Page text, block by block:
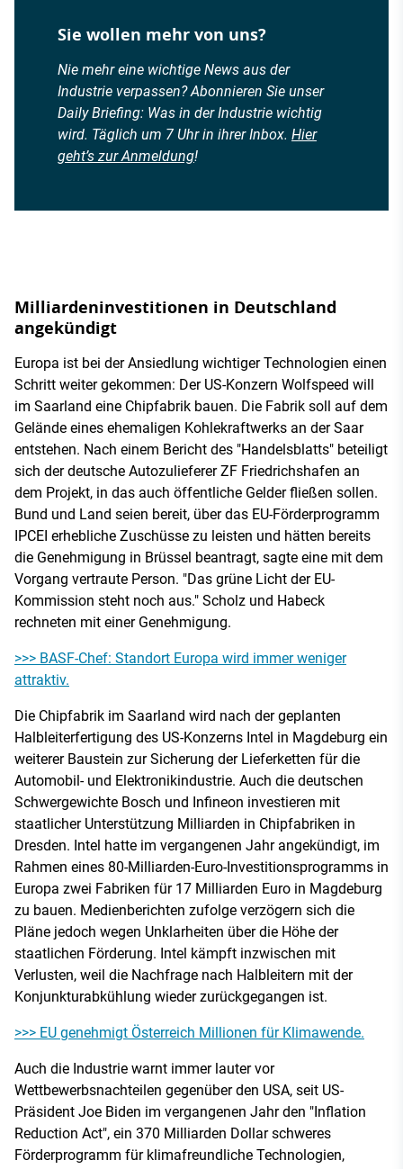
Sie wollen mehr von uns?
Nie mehr eine wichtige News aus der
Industrie verpassen? Abonnieren Sie unser
Daily Briefing: Was in der Industrie wichtig
wird. Täglich um 7 Uhr in ihrer Inbox. Hier
geht’s zur Anmeldung!
Milliardeninvestitionen in Deutschland
angekündigt
Europa ist bei der Ansiedlung wichtiger Technologien einen
Schritt weiter gekommen: Der US-Konzern Wolfspeed will
im Saarland eine Chipfabrik bauen. Die Fabrik soll auf dem
Gelände eines ehemaligen Kohlekraftwerks an der Saar
entstehen. Nach einem Bericht des "Handelsblatts" beteiligt
sich der deutsche Autozulieferer ZF Friedrichshafen an
dem Projekt, in das auch öffentliche Gelder fließen sollen.
Bund und Land seien bereit, über das EU-Förderprogramm
IPCEI erhebliche Zuschüsse zu leisten und hätten bereits
die Genehmigung in Brüssel beantragt, sagte eine mit dem
Vorgang vertraute Person. "Das grüne Licht der EU-
Kommission steht noch aus." Scholz und Habeck
rechneten mit einer Genehmigung.
>>> BASF-Chef: Standort Europa wird immer weniger
attraktiv.
Die Chipfabrik im Saarland wird nach der geplanten
Halbleiterfertigung des US-Konzerns Intel in Magdeburg ein
weiterer Baustein zur Sicherung der Lieferketten für die
Automobil- und Elektronikindustrie. Auch die deutschen
Schwergewichte Bosch und Infineon investieren mit
staatlicher Unterstützung Milliarden in Chipfabriken in
Dresden. Intel hatte im vergangenen Jahr angekündigt, im
Rahmen eines 80-Milliarden-Euro-Investitionsprogramms in
Europa zwei Fabriken für 17 Milliarden Euro in Magdeburg
zu bauen. Medienberichten zufolge verzögern sich die
Pläne jedoch wegen Unklarheiten über die Höhe der
staatlichen Förderung. Intel kämpft inzwischen mit
Verlusten, weil die Nachfrage nach Halbleitern mit der
Konjunkturabkühlung wieder zurückgegangen ist.
>>> EU genehmigt Österreich Millionen für Klimawende.
Auch die Industrie warnt immer lauter vor
Wettbewerbsnachteilen gegenüber den USA, seit US-
Präsident Joe Biden im vergangenen Jahr den "Inflation
Reduction Act", ein 370 Milliarden Dollar schweres
Förderprogramm für klimafreundliche Technologien,